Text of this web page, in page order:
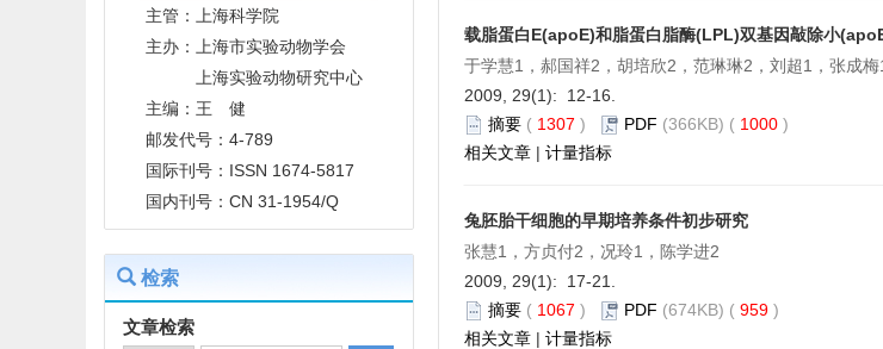
主管：上海科学院
主办：上海市实验动物学会
上海实验动物研究中心
主编：王 健
邮发代号：4-789
国际刊号：ISSN 1674-5817
国内刊号：CN 31-1954/Q
检索
文章检索
载脂蛋白E(apoE)和脂蛋白脂酶(LPL)双基因敲除小
于学慧1，郝国祥2，胡培欣2，范琳琳2，刘超1，张成
2009, 29(1): 12-16.
摘要 ( 1307 ) PDF (366KB) ( 1000 )
相关文章 | 计量指标
兔胚胎干细胞的早期培养条件初步研究
张慧1，方贞付2，况玲1，陈学进2
2009, 29(1): 17-21.
摘要 ( 1067 ) PDF (674KB) ( 959 )
相关文章 | 计量指标